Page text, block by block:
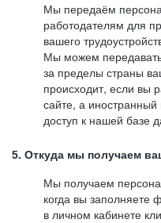
Мы передаём
работодателям для
вашего
Мы можем
за пределы страны
происходит, если вы
сайте, а
доступ к нашей базе
5. Откуда мы получаем
Мы получаем
когда вы
в личном кабинете